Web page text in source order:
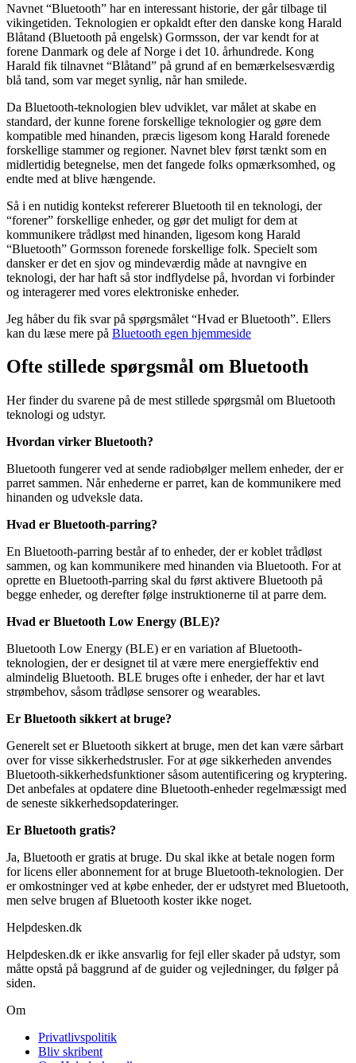
Navnet “Bluetooth” har en interessant historie, der går tilbage til
vikingetiden. Teknologien er opkaldt efter den danske kong Harald
Blåtand (Bluetooth på engelsk) Gormsson, der var kendt for at
forene Danmark og dele af Norge i det 10. århundrede. Kong
Harald fik tilnavnet “Blåtand” på grund af en bemærkelsesværdig
blå tand, som var meget synlig, når han smilede.
Da Bluetooth-teknologien blev udviklet, var målet at skabe en
standard, der kunne forene forskellige teknologier og gøre dem
kompatible med hinanden, præcis ligesom kong Harald forenede
forskellige stammer og regioner. Navnet blev først tænkt som en
midlertidig betegnelse, men det fangede folks opmærksomhed, og
endte med at blive hængende.
Så i en nutidig kontekst refererer Bluetooth til en teknologi, der
“forener” forskellige enheder, og gør det muligt for dem at
kommunikere trådløst med hinanden, ligesom kong Harald
“Bluetooth” Gormsson forenede forskellige folk. Specielt som
dansker er det en sjov og mindeværdig måde at navngive en
teknologi, der har haft så stor indflydelse på, hvordan vi forbinder
og interagerer med vores elektroniske enheder.
Jeg håber du fik svar på spørgsmålet “Hvad er Bluetooth”. Ellers
kan du læse mere på Bluetooth egen hjemmeside
Ofte stillede spørgsmål om Bluetooth
Her finder du svarene på de mest stillede spørgsmål om Bluetooth
teknologi og udstyr.
Hvordan virker Bluetooth?
Bluetooth fungerer ved at sende radiobølger mellem enheder, der er
parret sammen. Når enhederne er parret, kan de kommunikere med
hinanden og udveksle data.
Hvad er Bluetooth-parring?
En Bluetooth-parring består af to enheder, der er koblet trådløst
sammen, og kan kommunikere med hinanden via Bluetooth. For at
oprette en Bluetooth-parring skal du først aktivere Bluetooth på
begge enheder, og derefter følge instruktionerne til at parre dem.
Hvad er Bluetooth Low Energy (BLE)?
Bluetooth Low Energy (BLE) er en variation af Bluetooth-
teknologien, der er designet til at være mere energieffektiv end
almindelig Bluetooth. BLE bruges ofte i enheder, der har et lavt
strømbehov, såsom trådløse sensorer og wearables.
Er Bluetooth sikkert at bruge?
Generelt set er Bluetooth sikkert at bruge, men det kan være sårbart
over for visse sikkerhedstrusler. For at øge sikkerheden anvendes
Bluetooth-sikkerhedsfunktioner såsom autentificering og kryptering.
Det anbefales at opdatere dine Bluetooth-enheder regelmæssigt med
de seneste sikkerhedsopdateringer.
Er Bluetooth gratis?
Ja, Bluetooth er gratis at bruge. Du skal ikke at betale nogen form
for licens eller abonnement for at bruge Bluetooth-teknologien. Der
er omkostninger ved at købe enheder, der er udstyret med Bluetooth,
men selve brugen af Bluetooth koster ikke noget.
Helpdesken.dk
Helpdesken.dk er ikke ansvarlig for fejl eller skader på udstyr, som
måtte opstå på baggrund af de guider og vejledninger, du følger på
siden.
Om
Privatlivspolitik
Bliv skribent